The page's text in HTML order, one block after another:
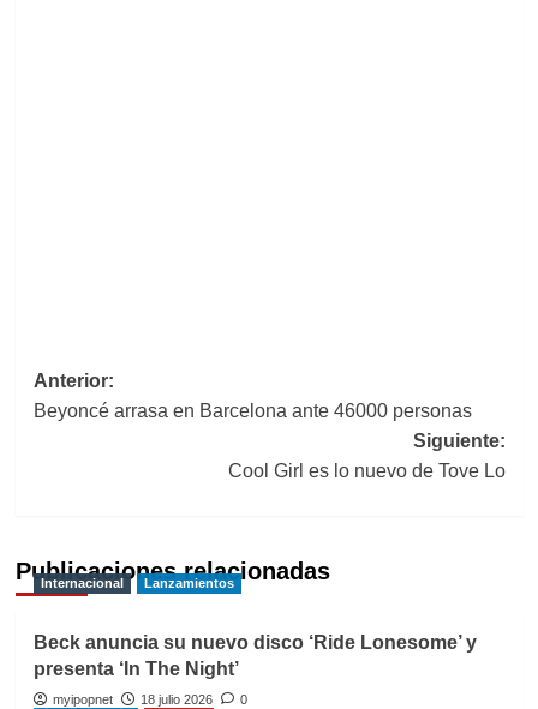
Navegación
de
Anterior:
Beyoncé arrasa en Barcelona ante 46000 personas
Siguiente:
Cool Girl es lo nuevo de Tove Lo
Publicaciones relacionadas
Internacional Lanzamientos
Beck anuncia su nuevo disco ‘Ride Lonesome’ y
presenta ‘In The Night’
myipopnet 18 julio 2026 0